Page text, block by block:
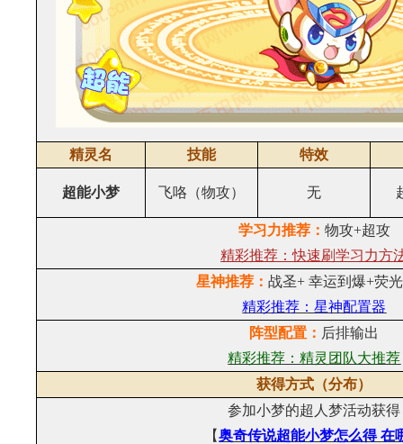
精灵名 技能 特效
超能小梦 飞咯（物攻） 无
学习力推荐： 物攻+超攻
精彩推荐：快速刷学习力方
星神推荐：战圣+ 幸运到爆+荧
精彩推荐：星神配置器
阵型配置： 后排输出
精彩推荐：精灵团队大推荐
获得方式（分布）
参加小梦的超人梦活动获得
【奥奇传说超能小梦怎么得 在